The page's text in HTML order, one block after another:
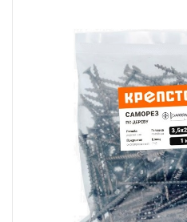
Электроды и проволока